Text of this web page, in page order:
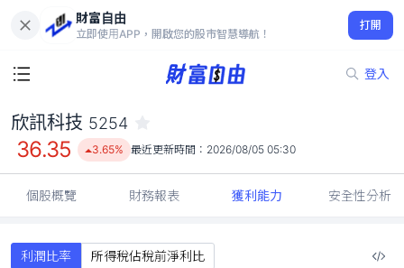
財富自由
立即使用APP，開啟您的股市智慧導航！
打開
登入
36.35
3.65%
欣訊科技 5254
36.35 3.65% 最近更新時間： 2026/08/05 05:30
個股概覽 財務報表 獲利能力 安全性分析
利潤比率 所得稅佔稅前淨利比